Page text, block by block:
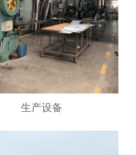
生产设备